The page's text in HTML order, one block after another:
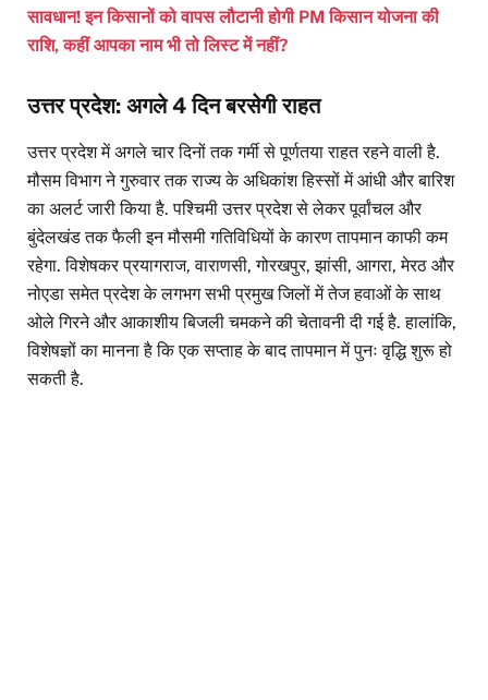
सावधान! इन किसानों को वापस लौटानी होगी PM किसान योजना की
राशि, कहीं आपका नाम भी तो लिस्ट में नहीं?
उत्तर प्रदेश: अगले 4 दिन बरसेगी राहत
उत्तर प्रदेश में अगले चार दिनों तक गर्मी से पूर्णतया राहत रहने वाली है.
मौसम विभाग ने गुरुवार तक राज्य के अधिकांश हिस्सों में आंधी और बारिश
का अलर्ट जारी किया है. पश्चिमी उत्तर प्रदेश से लेकर पूर्वांचल और
बुंदेलखंड तक फैली इन मौसमी गतिविधियों के कारण तापमान काफी कम
रहेगा. विशेषकर प्रयागराज, वाराणसी, गोरखपुर, झांसी, आगरा, मेरठ और
नोएडा समेत प्रदेश के लगभग सभी प्रमुख जिलों में तेज हवाओं के साथ
ओले गिरने और आकाशीय बिजली चमकने की चेतावनी दी गई है. हालांकि,
विशेषज्ञों का मानना है कि एक सप्ताह के बाद तापमान में पुनः वृद्धि शुरू हो
सकती है.